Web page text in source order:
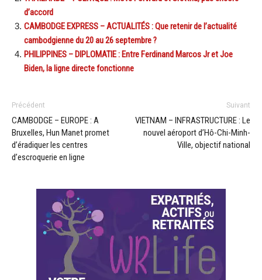
d’accord
CAMBODGE EXPRESS – ACTUALITÉS : Que retenir de l’actualité
cambodgienne du 20 au 26 septembre ?
PHILIPPINES – DIPLOMATIE : Entre Ferdinand Marcos Jr et Joe
Biden, la ligne directe fonctionne
Précédent
CAMBODGE – EUROPE : A
Bruxelles, Hun Manet promet
d’éradiquer les centres
d’escroquerie en ligne
Suivant
VIETNAM – INFRASTRUCTURE : Le
nouvel aéroport d’Hô-Chi-Minh-
Ville, objectif national